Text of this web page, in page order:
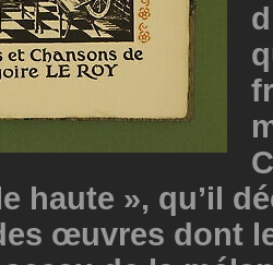
haute », qu’il
œuvres dont